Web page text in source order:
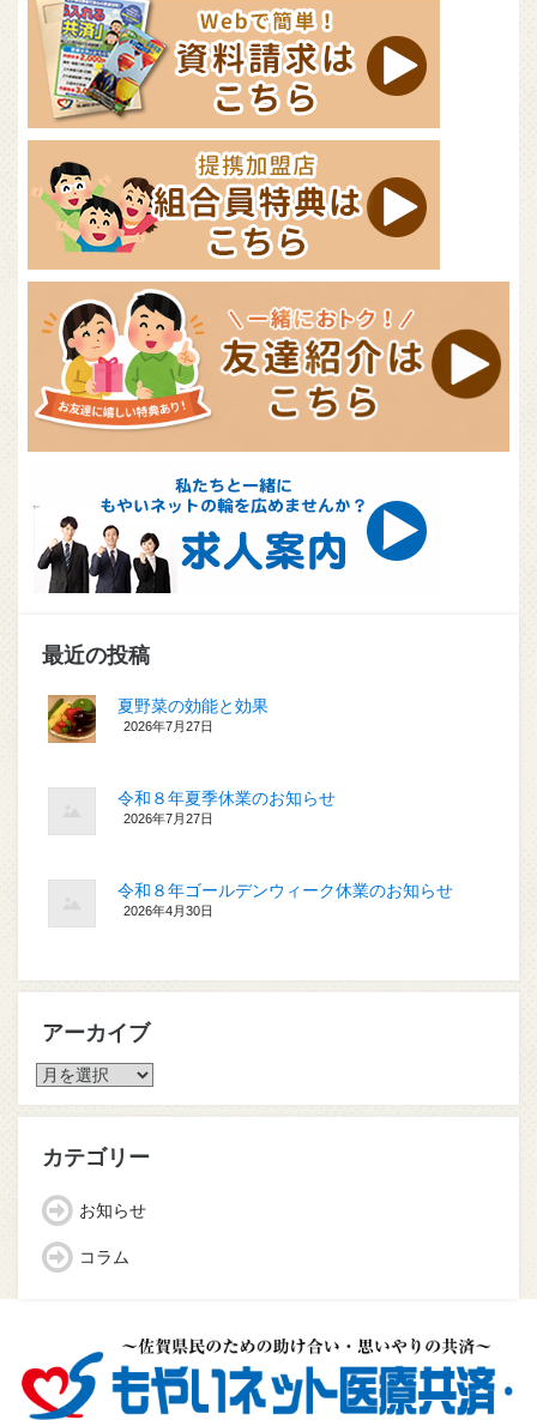
最近の投稿
夏野菜の効能と効果
2026年7月27日
令和８年夏季休業のお知らせ
2026年7月27日
令和８年ゴールデンウィーク休業のお知らせ
2026年4月30日
アーカイブ
ア
カ
ブ
カテゴリー
お知らせ
コラム